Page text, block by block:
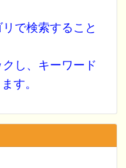
で検索すること
クし、キーワード
す。